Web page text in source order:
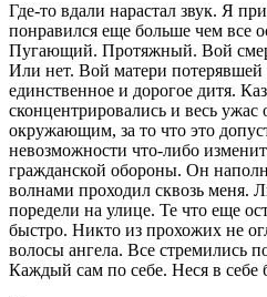
Где-то вдали нарастал звук. Я
понравился еще больше чем все
Пугающий. Протяжный. Вой
Или нет. Вой матери потерявшей
единственное и дорогое дитя.
сконцентрировались и весь ужас
окружающим, за то что это
невозможности что-либо
гражданской обороны. Он
волнами проходил сквозь
поредели на улице. Те что еще
быстро. Никто из прохожих не
волосы ангела. Все стремились
Каждый сам по себе. Неся в себе